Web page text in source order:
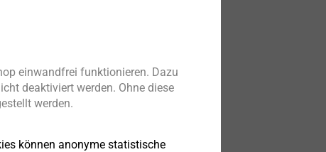
einwandfrei funktionieren. Dazu
deaktiviert werden. Ohne diese
werden.
können anonyme statistische